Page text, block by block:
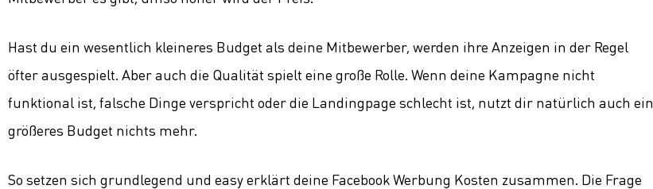
Hast du ein wesentlich kleineres Budget als deine Mitbewerber, werden ihre Anzeigen in der Regel
öfter ausgespielt. Aber auch die Qualität spielt eine große Rolle. Wenn deine Kampagne nicht
funktional ist, falsche Dinge verspricht oder die Landingpage schlecht ist, nutzt dir natürlich auch ein
größeres Budget nichts mehr.
So setzen sich grundlegend und easy erklärt deine Facebook Werbung Kosten zusammen. Die Frage